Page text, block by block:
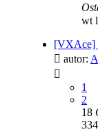
wt
[VXAce]
autor:
1
2
18